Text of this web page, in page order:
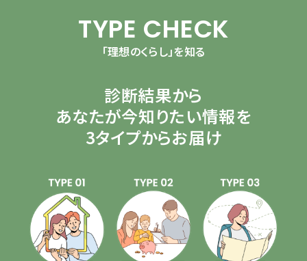
TYPE CHECK
「理想のくらし」を知る
診断結果から
あなたが今知りたい情報を
3タイプからお届け